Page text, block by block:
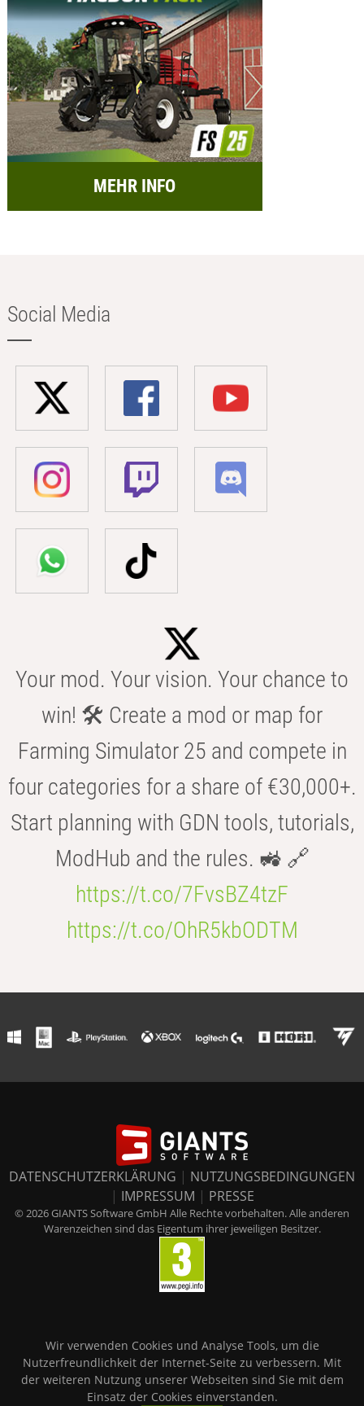
MEHR INFO
Social Media
Your mod. Your vision. Your chance to
win! 🛠️ Create a mod or map for
Farming Simulator 25 and compete in
four categories for a share of €30,000+.
Start planning with GDN tools, tutorials,
ModHub and the rules. 🚜 🔗
https://t.co/7FvsBZ4tzF
https://t.co/OhR5kbODTM
DATENSCHUTZERKLÄRUNG | NUTZUNGSBEDINGUNGEN
| IMPRESSUM | PRESSE
© 2026 GIANTS Software GmbH Alle Rechte vorbehalten. Alle anderen
Warenzeichen sind das Eigentum ihrer jeweiligen Besitzer.
Wir verwenden Cookies und Analyse Tools, um die
Nutzerfreundlichkeit der Internet-Seite zu verbessern. Mit
der weiteren Nutzung unserer Webseiten sind Sie mit dem
Einsatz der Cookies einverstanden.